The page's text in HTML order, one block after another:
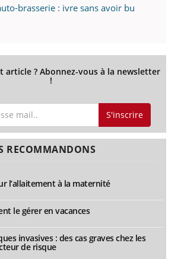
brasserie : ivre sans avoir bu
article ? Abonnez-vous à la newsletter
!
S'inscrire
RECOMMANDONS
l’allaitement à la maternité
le gérer en vacances
invasives : des cas graves chez les
de risque